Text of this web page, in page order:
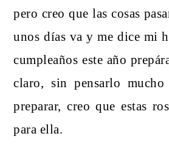
pero creo que las cosas
unos días va y me dice mi
cumpleaños este año
claro, sin pensarlo
preparar, creo que estas
para ella.